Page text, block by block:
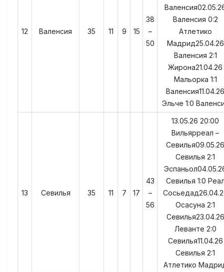
12 Валенсия 35 11 9 15
38
–
50
Валенсия 0:2
Атлетико
Мадрид25.04.26
Валенсия 2:1
Жирона21.04.26
Мальорка 1:1
Валенсия11.04.26
Эльче 1:0
13 Севилья 35 11 7 17
43
–
56
13.05.26 20:00
Вильярреал –
Севилья09.05.26
Севилья 2:1
Севилья 1:0
Осасуна 2:1
Севилья23.04.26
Леванте 2:0
Севилья11.04.26
Севилья 2:1
Атлетико